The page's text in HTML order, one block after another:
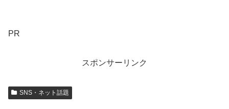
PR
スポンサーリンク
SNS・ネット話題